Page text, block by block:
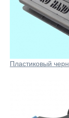
Пластиковый